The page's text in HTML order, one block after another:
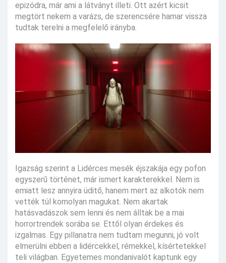
epizódra, már ami a látványt illeti. Ott azért kicsit
megtört nekem a varázs, de szerencsére hamar vissza
tudtak terelni a megfelelő irányba.
Igazság szerint a Lidérces mesék éjszakája egy pofon
egyszerű történet, már ismert karakterekkel. Nem is
emiatt lesz annyira üditő, hanem mert az alkotók nem
vették túl komolyan magukat. Nem akartak
hatásvadászok sem lenni és nem álltak be a mai
horrortrendek sorába se. Ettől olyan érdekes és
izgalmas. Egy pillanatra nem tudtam megunni, jó volt
elmerülni ebben a lidércekkel, rémekkel, kísértetekkel
teli világban. Egyetemes mondanivalót kaptunk egy